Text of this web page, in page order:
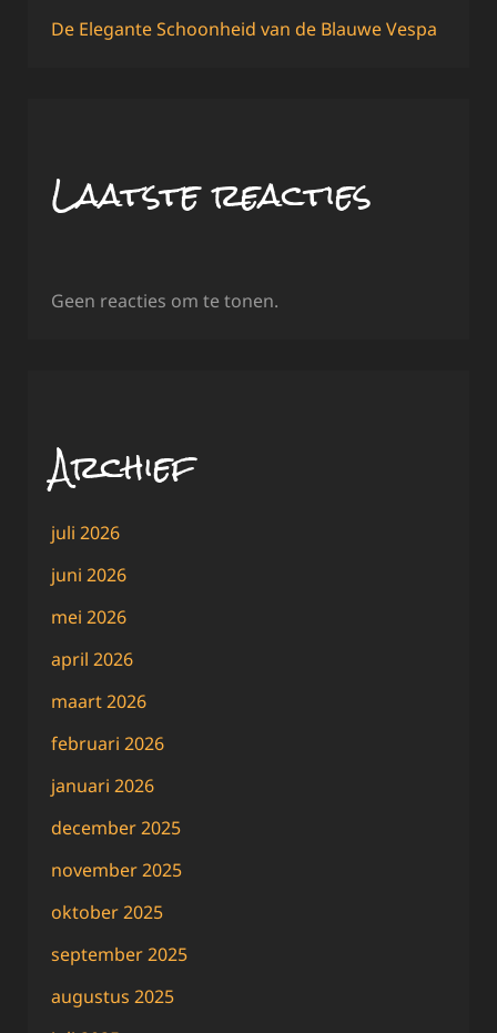
De Elegante Schoonheid van de Blauwe Vespa
Laatste reacties
Geen reacties om te tonen.
Archief
juli 2026
juni 2026
mei 2026
april 2026
maart 2026
februari 2026
januari 2026
december 2025
november 2025
oktober 2025
september 2025
augustus 2025